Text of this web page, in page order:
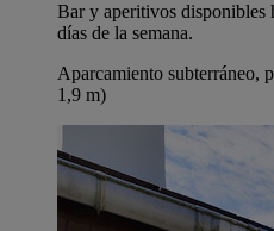
Bar y aperitivos disponibles
días de la semana.
Aparcamiento subterráneo,
1,9 m)